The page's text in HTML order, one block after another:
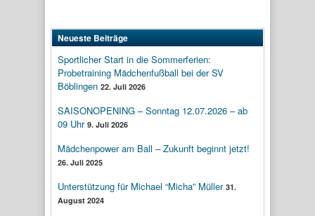
Neueste Beiträge
Sportlicher Start in die Sommerferien:
Probetraining Mädchenfußball bei der SV
Böblingen 22. Juli 2026
SAISONOPENING – Sonntag 12.07.2026 – ab
09 Uhr 9. Juli 2026
Mädchenpower am Ball – Zukunft beginnt jetzt!
26. Juli 2025
Unterstützung für Michael “Micha” Müller 31.
August 2024